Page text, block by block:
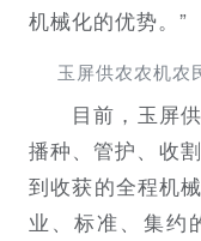
机械化的优势。”
玉屏供农农机农
目前，玉屏
播种、管护、收
到收获的全程机
业、标准、集约